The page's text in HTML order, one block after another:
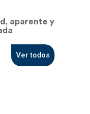
aparente y
Ver todos